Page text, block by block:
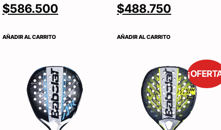
$586.500
AÑADIR AL CARRITO
$488.750
AÑADIR AL CARRITO